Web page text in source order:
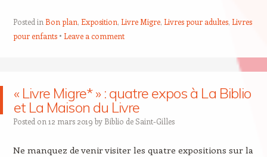
Posted in Bon plan, Exposition, Livre Migre, Livres pour adultes, Livres
pour enfants
Leave a comment
« Livre Migre* » : quatre expos à La Biblio
et La Maison du Livre
Posted on 12 mars 2019 by Biblio de Saint-Gilles
Ne manquez de venir visiter les quatre expositions sur la